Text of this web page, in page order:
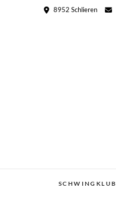
8952 Schlieren
SCHWINGKLUB